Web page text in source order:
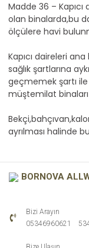
Madde 36 – Kapıcı
olan binalarda,bu
ölçülere havi
Kapıcı daireleri
sağlık şartlarına
geçmemek şartı
müştemilat
ayrılması halinde
BORNOVA
Bizi Arayın
05346960621